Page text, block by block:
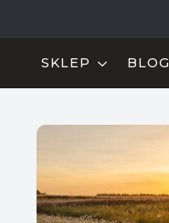
SKLEP BLOG